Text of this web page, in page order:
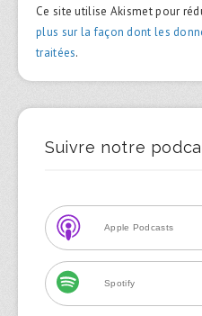
Ce site utilise Akismet pour
plus sur la façon dont les
traitées.
Suivre notre
Apple Podcasts
Spotify